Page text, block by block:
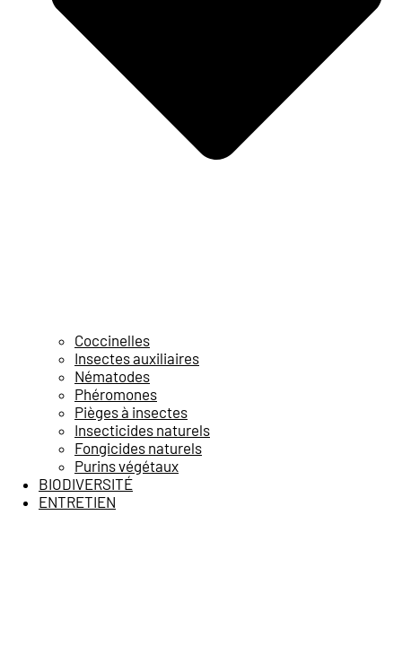
Coccinelles
Insectes auxiliaires
Nématodes
Phéromones
Pièges à insectes
Insecticides naturels
Fongicides naturels
Purins végétaux
BIODIVERSITÉ
ENTRETIEN